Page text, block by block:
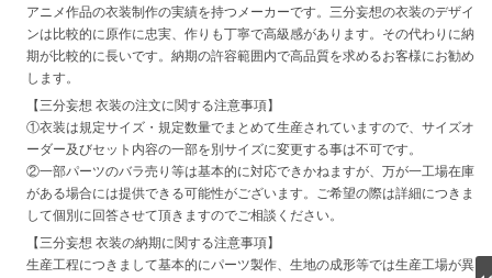
アニメ作品の衣装制作の実績を持つメーカーです。三分妄想の衣装のデザイ
ンは比較的に原作に忠実、作りも丁寧で高級感があります。その代わりに納
期が比較的に長いです。納期の許容範囲内で高品質を求めるお客様にお勧め
します。
【三分妄想 衣装の注文に関する注意事項】
①衣装は規定サイズ・規定数量でまとめて生産されていますので、サイズオ
ーダー及びセット内容の一部を別サイズに変更する事は不可です。
②一部パーツのバラ売り等は基本的に対応できかねますが、万が一工場在庫
がある場合には提供できる可能性がございます。ご希望の際は詳細につきま
して個別に回答させて頂きますのでご相談ください。
【三分妄想 衣装の納期に関する注意事項】
生産工程につきまして基本的にパーツ製作、生地の成形等では生産工場が異